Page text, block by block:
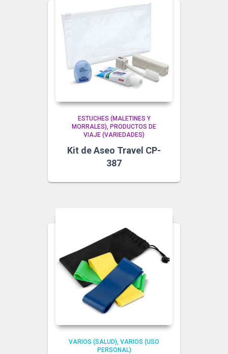
ESTUCHES (MALETINES Y
MORRALES)
PRODUCTOS DE
VIAJE (VARIEDADES)
Kit de Aseo Travel CP-
387
VARIOS (SALUD) VARIOS (USO
PERSONAL)